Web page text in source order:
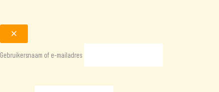
Gebruikersnaam of e-mailadres